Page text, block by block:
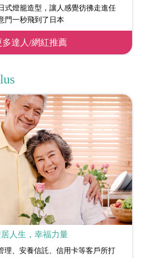
式燈籠造型，讓人感覺彷彿走進任
門一秒飛到了日本
多達人/網紅推薦
人生，幸福力量
理、安養信託、信用卡等客戶所打